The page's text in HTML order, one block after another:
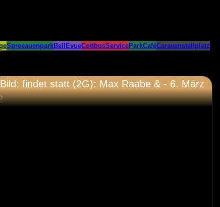
SpreeauenparkBellEvueCottbusServiceParkCaféCaravanstellplatz